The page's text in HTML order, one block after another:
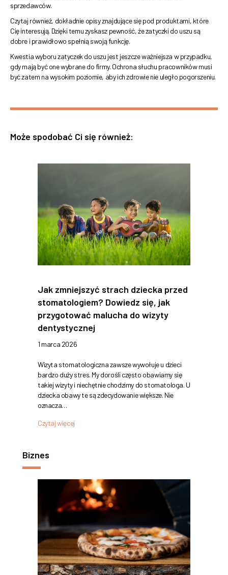
sprzedawców.
Czytaj również, dokładnie opisy znajdujące się pod produktami, które
Cię interesują. Dzięki temu zyskasz pewność, że zatyczki do uszu są
dobre i prawidłowo spełnią swoją funkcję.
Kwestia wyboru zatyczek do uszu jest jeszcze ważniejsza w przypadku,
gdy mają być one wybrane do firmy. Ochrona słuchu pracowników musi
być zatem na wysokim poziomie, aby ich zdrowie nie uległo pogorszeniu.
Może spodobać Ci się również:
Jak zmniejszyć strach dziecka przed
stomatologiem? Dowiedz się, jak
przygotować malucha do wizyty
dentystycznej
1 marca 2026
Wizyta stomatologiczna zawsze wywołuje u dzieci
bardzo duży stres. My dorośli często obawiamy się
takiej wizyty i niechętnie chodzimy do stomatologa. U
dziecka obawy te są zdecydowanie większe. Nie
oznacza…
Czytaj więcej
Biznes